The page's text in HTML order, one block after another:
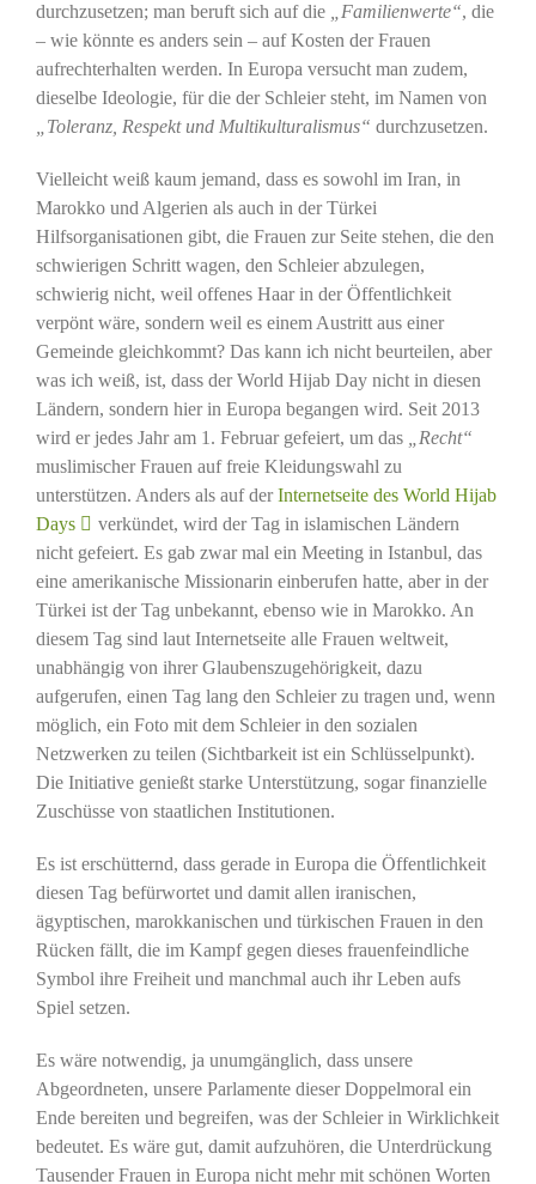
durchzusetzen; man beruft sich auf die
„Familienwerte“, die
– wie könnte es anders sein – auf Kosten der Frauen
aufrechterhalten werden. In Europa versucht man zudem,
dieselbe Ideologie, für die der Schleier steht, im Namen von
„Toleranz, Respekt und Multikulturalismus“ durchzusetzen.
Vielleicht weiß kaum jemand, dass es sowohl im Iran, in
Marokko und Algerien als auch in der Türkei
Hilfsorganisationen gibt, die Frauen zur Seite stehen, die den
schwierigen Schritt wagen, den Schleier abzulegen,
schwierig nicht, weil offenes Haar in der Öffentlichkeit
verpönt wäre, sondern weil es einem Austritt aus einer
Gemeinde gleichkommt? Das kann ich nicht beurteilen, aber
was ich weiß, ist, dass der World Hijab Day nicht in diesen
Ländern, sondern hier in Europa begangen wird. Seit 2013
wird er jedes Jahr am 1. Februar gefeiert, um das
„Recht“
muslimischer Frauen auf freie Kleidungswahl zu
unterstützen. Anders als auf derInternetseite des World Hijab
Days
verkündet, wird der Tag in islamischen Ländern
nicht gefeiert. Es gab zwar mal ein Meeting in Istanbul, das
eine amerikanische Missionarin einberufen hatte, aber in der
Türkei ist der Tag unbekannt, ebenso wie in Marokko. An
diesem Tag sind laut Internetseite alle Frauen weltweit,
unabhängig von ihrer Glaubenszugehörigkeit, dazu
aufgerufen, einen Tag lang den Schleier zu tragen und, wenn
möglich, ein Foto mit dem Schleier in den sozialen
Netzwerken zu teilen (Sichtbarkeit ist ein Schlüsselpunkt).
Die Initiative genießt starke Unterstützung, sogar finanzielle
Zuschüsse von staatlichen Institutionen.
Es ist erschütternd, dass gerade in Europa die Öffentlichkeit
diesen Tag befürwortet und damit allen iranischen,
ägyptischen, marokkanischen und türkischen Frauen in den
Rücken fällt, die im Kampf gegen dieses frauenfeindliche
Symbol ihre Freiheit und manchmal auch ihr Leben aufs
Spiel setzen.
Es wäre notwendig, ja unumgänglich, dass unsere
Abgeordneten, unsere Parlamente dieser Doppelmoral ein
Ende bereiten und begreifen, was der Schleier in Wirklichkeit
bedeutet. Es wäre gut, damit aufzuhören, die Unterdrückung
Tausender Frauen in Europa nicht mehr mit schönen Worten